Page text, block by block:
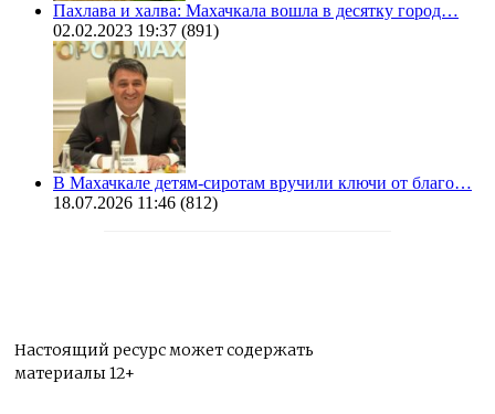
Пахлава и халва: Махачкала вошла в десятку город…
02.02.2023 19:37 (891)
В Махачкале детям-сиротам вручили ключи от благо…
18.07.2026 11:46 (812)
Настоящий ресурс может содержать
материалы 12+